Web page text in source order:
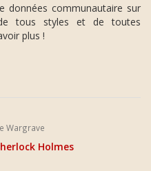
données communautaire sur
tous styles et de toutes
plus !
Wargrave
Holmes